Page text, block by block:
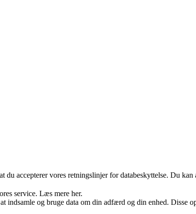
accepterer vores retningslinjer for databeskyttelse. Du
service. Læs mere her.
indsamle og bruge data om din adfærd og din enhed.